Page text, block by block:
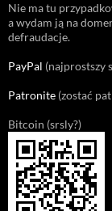
Nie ma tu
a wydam ją na
defraudacje.
PayPal (najprostszy
Patronite (zostać
Bitcoin (srsly?)